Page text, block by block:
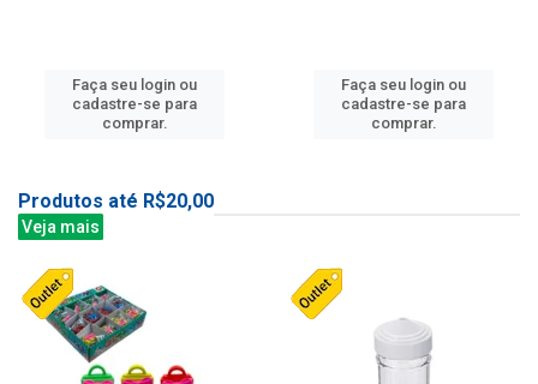
Faça seu login ou
cadastre-se para
comprar.
Faça seu login ou
cadastre-se para
comprar.
Produtos até R$20,00
Veja mais